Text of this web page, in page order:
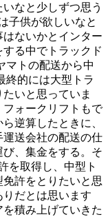
なと少しずつ思う
子供が欲しいなと
ないかとインター
る中でトラックド
マトの配送から中
終的には大型トラ
いと思っていま
ォークリフトもで
逆算したときに、
運送会社の配送の仕
、集金をする。そ
を取得し、中型ト
許をとりたいと思
だとは思います
積み上げていきた